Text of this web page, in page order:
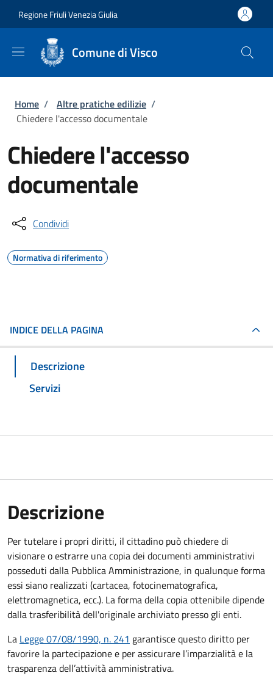
Regione Friuli Venezia Giulia
Comune di Visco
Briciole di pane
Home / Altre pratiche edilizie /
Chiedere l'accesso documentale
Chiedere l'accesso
documentale
Condividi
Normativa di riferimento
INDICE DELLA PAGINA
Descrizione
Servizi
Descrizione
Per tutelare i propri diritti, il cittadino può chiedere di
visionare o estrarre una copia dei documenti amministrativi
posseduti dalla Pubblica Amministrazione, in qualunque forma
essi siano realizzati (cartacea, fotocinematografica,
elettromagnetica, ecc.). La forma della copia ottenibile dipende
dalla trasferibilità dell'originale archiviato presso gli enti.
La Legge 07/08/1990, n. 241 garantisce questo diritto per
favorire la partecipazione e per assicurare l’imparzialità e la
trasparenza dell’attività amministrativa.